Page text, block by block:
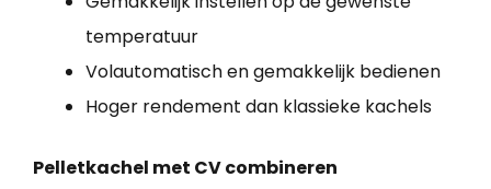
temperatuur
Volautomatisch en gemakkelijk bedienen
Hoger rendement dan klassieke kachels
Pelletkachel met CV combineren